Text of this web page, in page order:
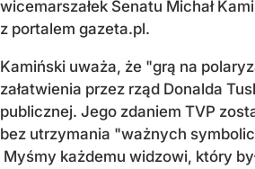
wicemarszałek Senatu Michał
z portalem gazeta.pl.
Kamiński uważa, że "grą na
załatwienia przez rząd Donalda
publicznej. Jego zdaniem TVP
bez utrzymania "ważnych
Myśmy każdemu widzowi, który